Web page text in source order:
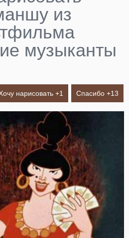
из
музыканты
нарисовать +1 Спасибо +13